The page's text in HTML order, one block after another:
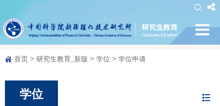
首页 > 研究生教育_新版 > 学位 > 学位申请
学位